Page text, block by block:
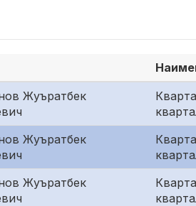
Жуъратбек
Жуъратбек
Жуъратбек